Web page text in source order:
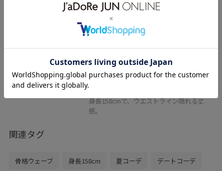
【WEB限定カラー】ICE BEAUTY 美
人スリーブニットプルオーバ/UVケ
ア・接触冷感
オフホワイト / F
¥3,850
レビュー
シャリ感のあるニットなので、涼しく着て
身長158cmで、ウエストライン隠れる丈
感。
関連タグ
骨格ウェーブ 身長158cm 夏コーデ デートコーデ